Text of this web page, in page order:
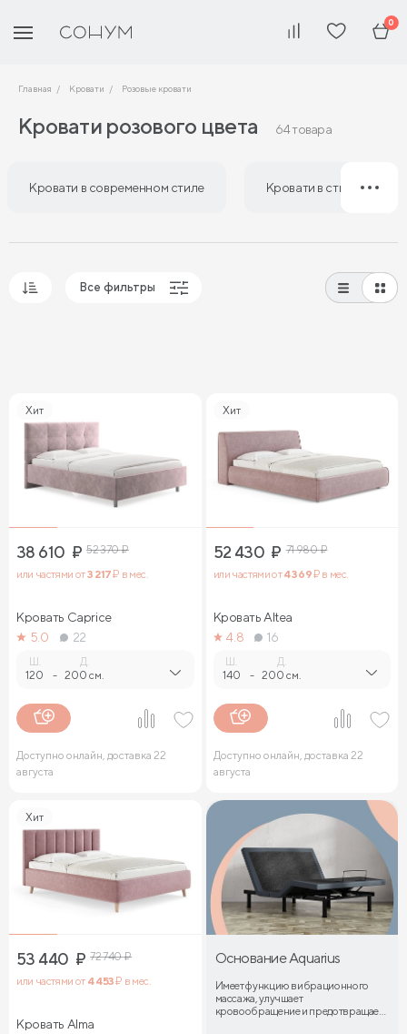
0
Главная Кровати Розовые кровати
Кровати розового цвета 64 товара
Кровати в современном стиле Кровати в стиле лофт
Все фильтры
Хит
38 610 ₽ 52 370₽
или частями от3 217₽ в мес.
Кровать Caprice
5.0
22
Ш.
120 -
Д.
200 см.
Доступно онлайн, доставка 22
августа
Хит
52 430 ₽ 71 980₽
или частями от4 369₽ в мес.
Кровать Altea
4.8
16
Ш.
140 -
Д.
200 см.
Доступно онлайн, доставка 22
августа
Хит
53 440 ₽ 72 740₽
или частями от 4 453₽ в мес.
Кровать Alma
Основание Aquarius
Имеет функцию вибрационного
массажа, улучшает
кровообращение и предотвращает